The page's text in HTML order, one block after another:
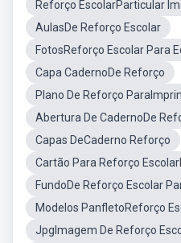
Reforço EscolarParticular
AulasDe Reforço Escolar
FotosReforço Escolar Para
Capa CadernoDe Reforço
Plano De Reforço
Abertura De CadernoDe
Capas DeCaderno Reforço
Cartão Para Reforço
FundoDe Reforço Escolar
Modelos PanfletoReforço
JpgImagem De Reforço